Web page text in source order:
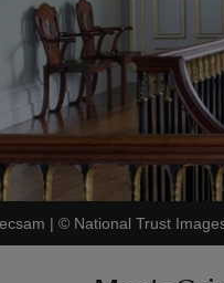
| © National Trust